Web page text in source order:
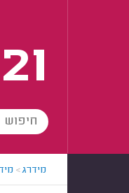
מידרג>